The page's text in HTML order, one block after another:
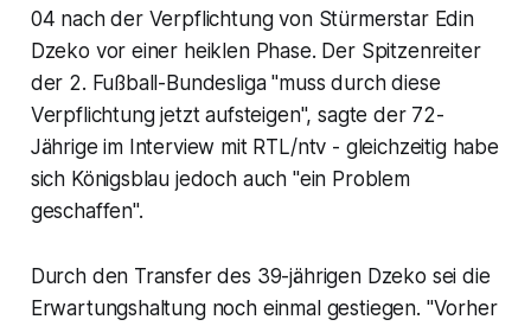
04 nach der Verpflichtung von Stürmerstar Edin
Dzeko vor einer heiklen Phase. Der Spitzenreiter
der 2. Fußball-Bundesliga "muss durch diese
Verpflichtung jetzt aufsteigen", sagte der 72-
Jährige im Interview mit RTL/ntv - gleichzeitig habe
sich Königsblau jedoch auch "ein Problem
geschaffen".
Durch den Transfer des 39-jährigen Dzeko sei die
Erwartungshaltung noch einmal gestiegen. "Vorher